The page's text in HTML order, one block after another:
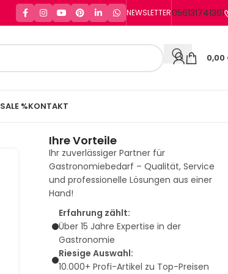
NEWSLETTER056131741361
0,00
SALE %KONTAKT
Ihre Vorteile
Ihr zuverlässiger Partner für
Gastronomiebedarf – Qualität, Service
und professionelle Lösungen aus einer
Hand!
Erfahrung zählt:
Über 15 Jahre Expertise in der
Gastronomie
Riesige Auswahl:
10.000+ Profi-Artikel zu Top-Preisen